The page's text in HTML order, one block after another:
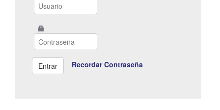
Recordar Contraseña